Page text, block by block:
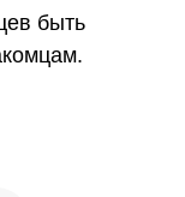
быть